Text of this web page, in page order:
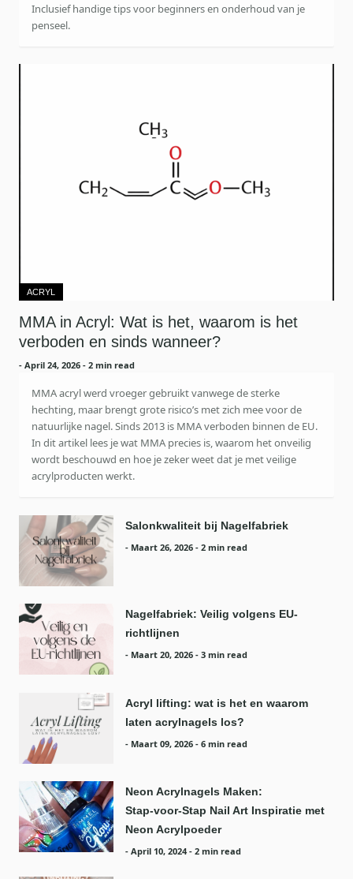
Inclusief handige tips voor beginners en onderhoud van je
penseel.
ACRYL
MMA in Acryl: Wat is het, waarom is het
verboden en sinds wanneer?
- April 24, 2026 - 2 min read
MMA acryl werd vroeger gebruikt vanwege de sterke
hechting, maar brengt grote risico’s met zich mee voor de
natuurlijke nagel. Sinds 2013 is MMA verboden binnen de EU.
In dit artikel lees je wat MMA precies is, waarom het onveilig
wordt beschouwd en hoe je zeker weet dat je met veilige
acrylproducten werkt.
Salonkwaliteit bij Nagelfabriek
- Maart 26, 2026 - 2 min read
Nagelfabriek: Veilig volgens EU-
richtlijnen
- Maart 20, 2026 - 3 min read
Acryl lifting: wat is het en waarom
laten acrylnagels los?
- Maart 09, 2026 - 6 min read
Neon Acrylnagels Maken:
Stap‑voor‑Stap Nail Art Inspiratie met
Neon Acrylpoeder
- April 10, 2024 - 2 min read